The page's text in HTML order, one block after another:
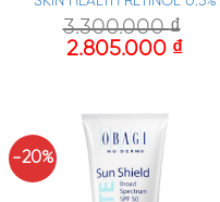
3.300.000₫
2.805.000 ₫
-20%